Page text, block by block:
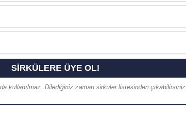
kullanılmaz. Dilediğiniz zaman sirküler listesinden çıkabilirsiniz.